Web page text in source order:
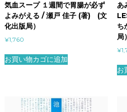
気血スープ １週間で胃腸が必ず
よみがえる / 瀬戸 佳子 (著) (文
化出版局）
¥1,760
お買い物カゴに追加
あ
ち
局）
¥
お